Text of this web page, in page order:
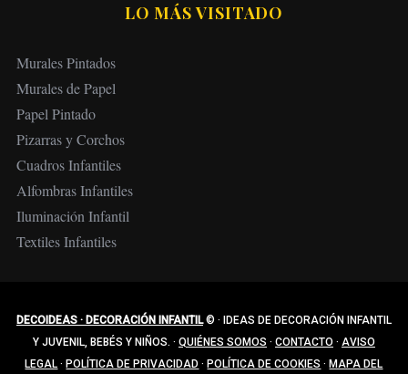
LO MÁS VISITADO
Murales Pintados
Murales de Papel
Papel Pintado
Pizarras y Corchos
Cuadros Infantiles
Alfombras Infantiles
Iluminación Infantil
Textiles Infantiles
DECOIDEAS · DECORACIÓN INFANTIL© ·
IDEAS DE DECORACIÓN INFANTIL
Y JUVENIL, BEBÉS Y NIÑOS. · QUIÉNES SOMOS · CONTACTO · AVISO
LEGAL · POLÍTICA DE PRIVACIDAD · POLÍTICA DE COOKIES · MAPA DEL